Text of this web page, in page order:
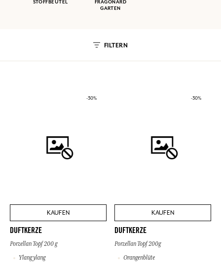
STOFFBEUTEL
FRAGONARD
GARTEN
FILTERN
-30%
KAUFEN
DUFTKERZE
Porzellan Topf 200 g
Ylang ylang
-30%
KAUFEN
DUFTKERZE
Porzellan Topf 200g
Orangenblüte